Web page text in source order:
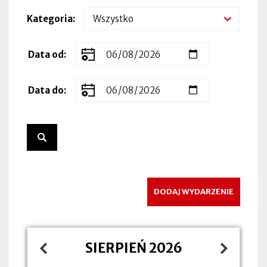
Kategoria
Zakres
dat
Data od
Data do
DODAJ WYDARZENIE
SIERPIEŃ 2026